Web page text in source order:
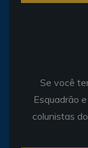
Se você
Esquadrão
colunistas